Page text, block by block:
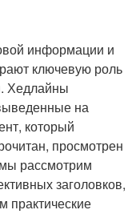
информации и
ключевую роль
Хедлайны
на
который
просмотрен
рассмотрим
заголовков,
практические